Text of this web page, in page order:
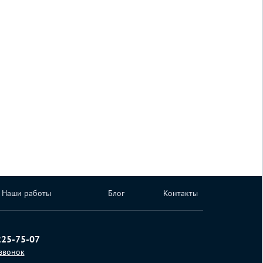
Наши работы Блог Контакты
75-07